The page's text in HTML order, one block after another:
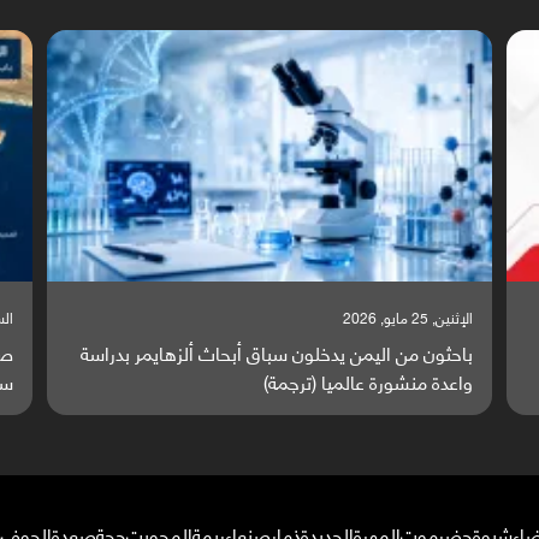
السبت, 23 مايو, 2026
صراع دولي يتصاعد قرب اليمن والبحر الأحمر يتحول إلى
ساحة مواجهة عالمية (ترجمة)